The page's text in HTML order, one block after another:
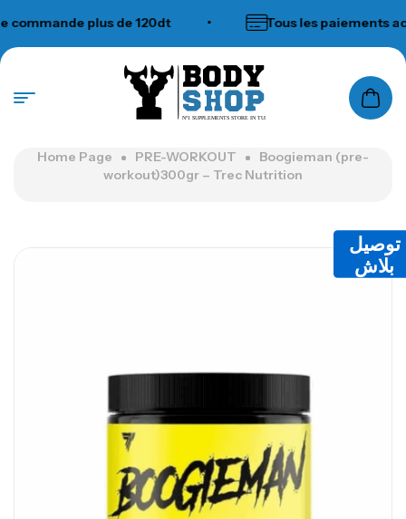
plus de 120dt Tous les paiements
N°1 SUPPLEMENTS STORE IN TUNISIA
Home Page PRE-WORKOUT
Boogieman (pre-
workout)300gr – Trec Nutrition
توصيل
بلاش